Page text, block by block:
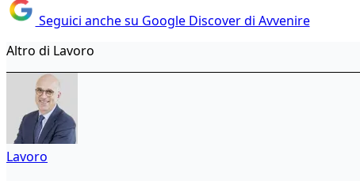
Seguici anche su Google Discover di Avvenire
Altro di Lavoro
Lavoro